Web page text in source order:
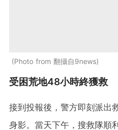
Photo from 翻攝自9news
受困荒地48小時終獲救
接到投報後，警方即刻派出
身影。當天下午，搜救隊順